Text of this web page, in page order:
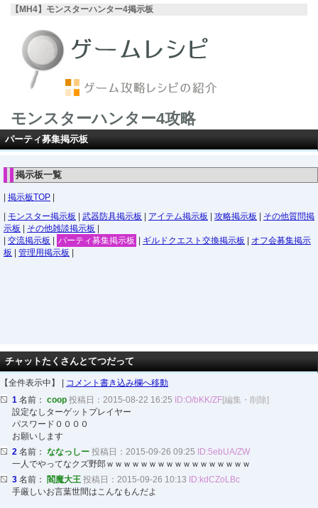
【MH4】モンスターハンター4掲示板
モンスターハンター4攻略
パーティ募集掲示板
掲示板一覧
掲示板TOP
モンスター掲示板 武器防具掲示板 アイテム掲示板 攻略掲示板
その他質問掲
示板
その他雑談掲示板
交流掲示板 パーティ募集掲示板 ギルドクエスト交換掲示板
オフ会募集掲示
板
管理用掲示板
チャットたくさんとてつだって
【全件表示中】 | コメント書き込み欄へ移動
1 名前： coop 投稿日：2015-08-22 16:25 ID:O/bKK/ZF[編集・削除]
設定なしターゲットプレイヤー
パスワード００００
お願いします
2 名前： ななっしー 投稿日：2015-09-26 09:25
ID:5ebUA/ZW
一人でやってなクズ野郎ｗｗｗｗｗｗｗｗｗｗｗｗｗｗｗｗｗ
3 名前： 閻魔大王 投稿日：2015-09-26 10:13
ID:kdCZoLBc
手厳しいお言葉世間はこんなもんだよ